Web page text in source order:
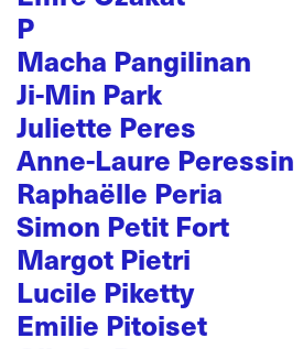
P
Macha Pangilinan
Ji-Min Park
Juliette Peres
Anne-Laure Peressin
Raphaëlle Peria
Simon Petit Fort
Margot Pietri
Lucile Piketty
Emilie Pitoiset